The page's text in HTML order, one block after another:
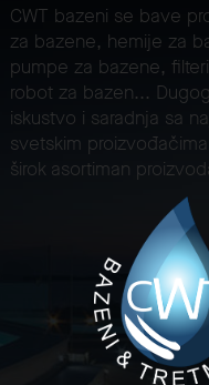
CWT bazeni se bave
za bazene, hemije za
pumpe za bazene,
robot za bazen...
iskustvo i saradnja sa
svetskim
širok asortiman